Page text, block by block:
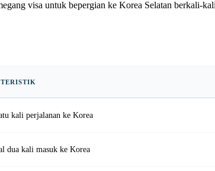
visa untuk bepergian ke Korea Selatan berkali-
kali perjalanan ke Korea
dua kali masuk ke Korea